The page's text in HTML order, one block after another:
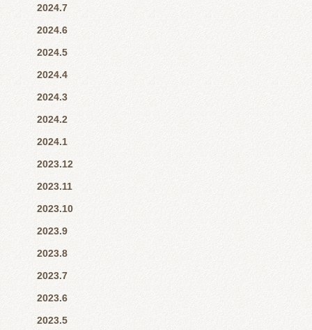
2024.7
2024.6
2024.5
2024.4
2024.3
2024.2
2024.1
2023.12
2023.11
2023.10
2023.9
2023.8
2023.7
2023.6
2023.5